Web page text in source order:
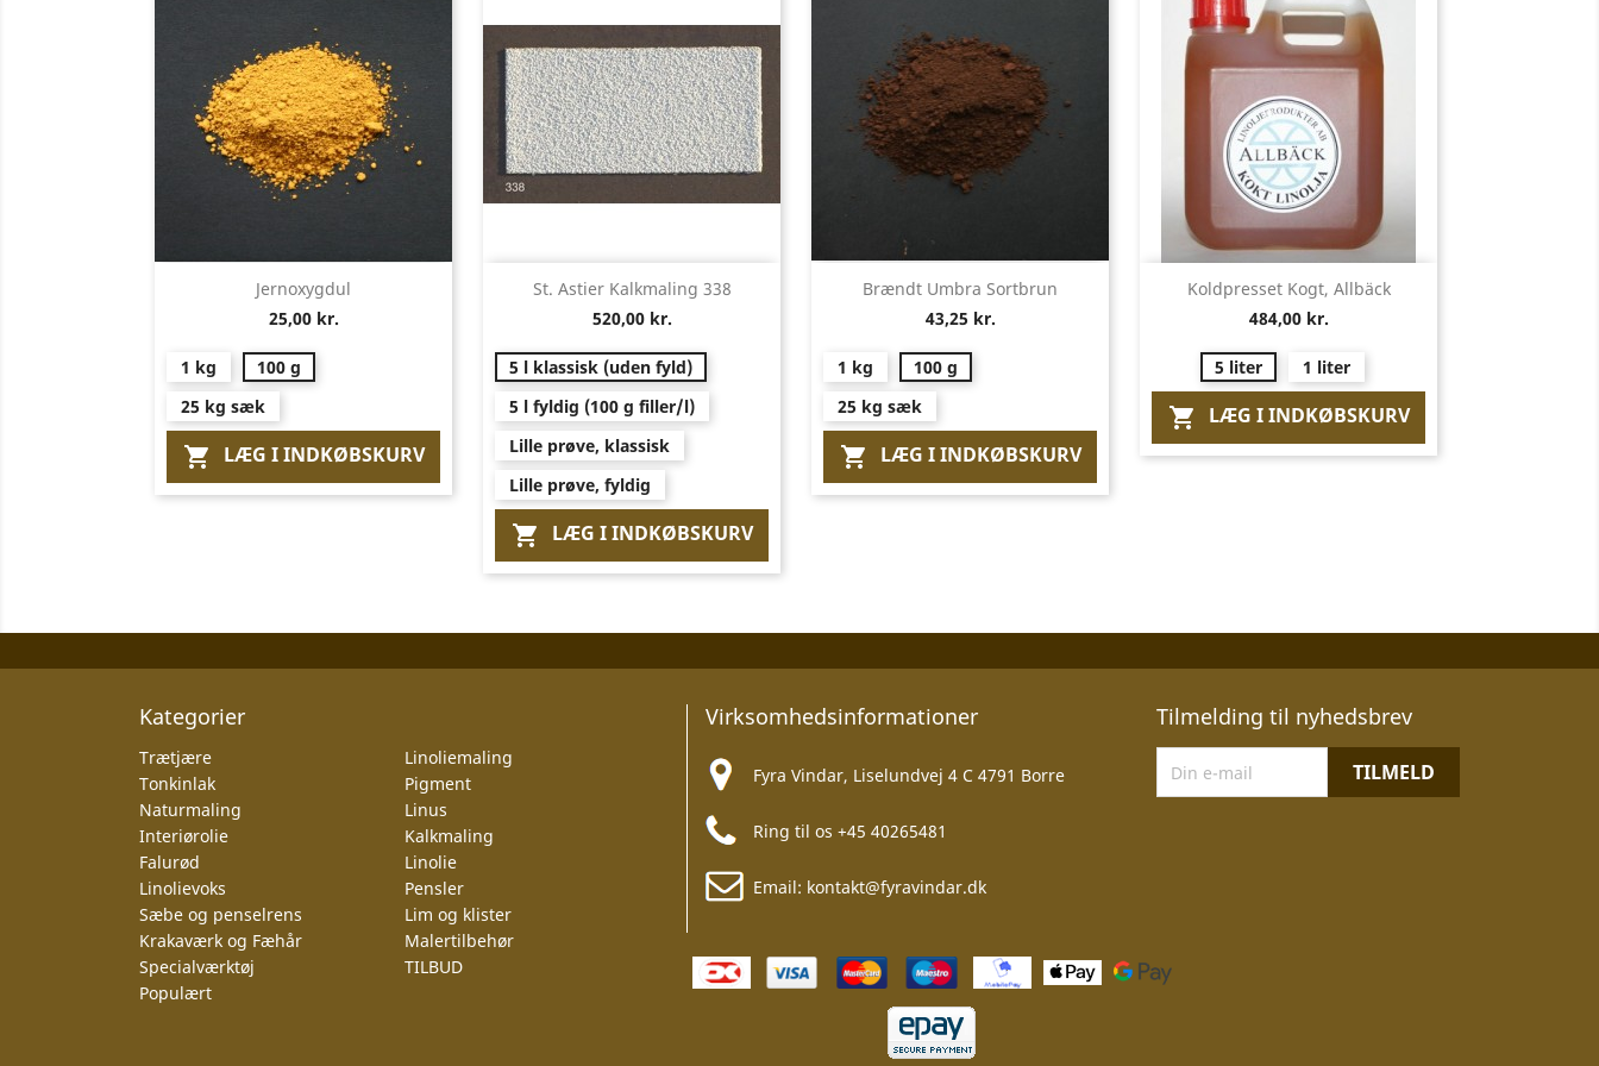
Vis her
Jernoxygdul
25,00 kr.
1 kg
100 g
25 kg sæk
 LÆG I INDKØBSKURV
Vis her
St. Astier Kalkmaling 338
520,00 kr.
5 l klassisk (uden fyld)
5 l fyldig (100 g filler/l)
Lille prøve, klassisk
Lille prøve, fyldig
 LÆG I INDKØBSKURV
Vis her
Brændt Umbra Sortbrun
43,25 kr.
1 kg
100 g
25 kg sæk
 LÆG I INDKØBSKURV
Vis her
Koldpresset Kogt, Allbäck
484,00 kr.
5 liter 1 liter
 LÆG I INDKØBSKURV
Kategorier
Trætjære
Linoliemaling
Tonkinlak
Pigment
Naturmaling
Linus
Interiørolie
Kalkmaling
Falurød
Linolie
Linolievoks
Pensler
Sæbe og penselrens
Lim og klister
Krakaværk og Fæhår
Malertilbehør
Specialværktøj
TILBUD
Populært
Virksomhedsinformationer
Fyra Vindar, Liselundvej 4 C 4791 Borre
Ring til os +45 40265481
Email: kontakt@fyravindar.dk
Tilmelding til nyhedsbrev